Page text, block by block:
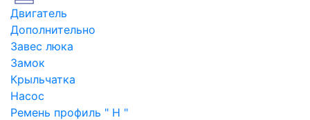
Двигатель
Дополнительно
Завес люка
Замок
Крыльчатка
Насос
Ремень профиль " H "